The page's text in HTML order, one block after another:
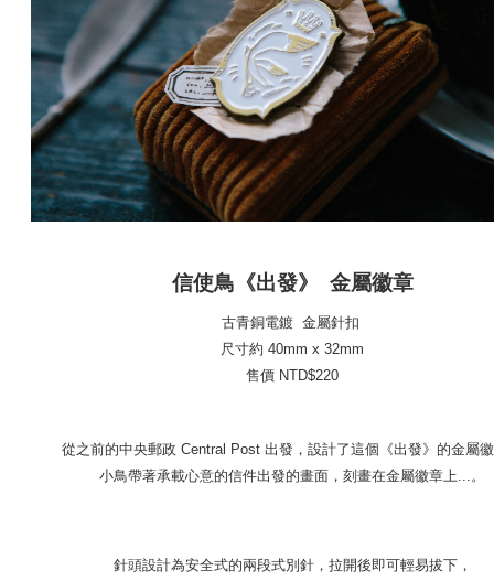
信使鳥《出發》 金屬徽章
古青銅電鍍 金屬針扣
尺寸約 40mm x 32mm
售價 NTD$220
從之前的中央郵政 Central Post 出發，設計了這個《出發》的金屬
小鳥帶著承載心意的信件出發的畫面，刻畫在金屬徽章上...。
針頭設計為安全式的兩段式別針，拉開後即可輕易拔下，